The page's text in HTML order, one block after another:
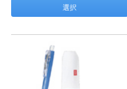
選択